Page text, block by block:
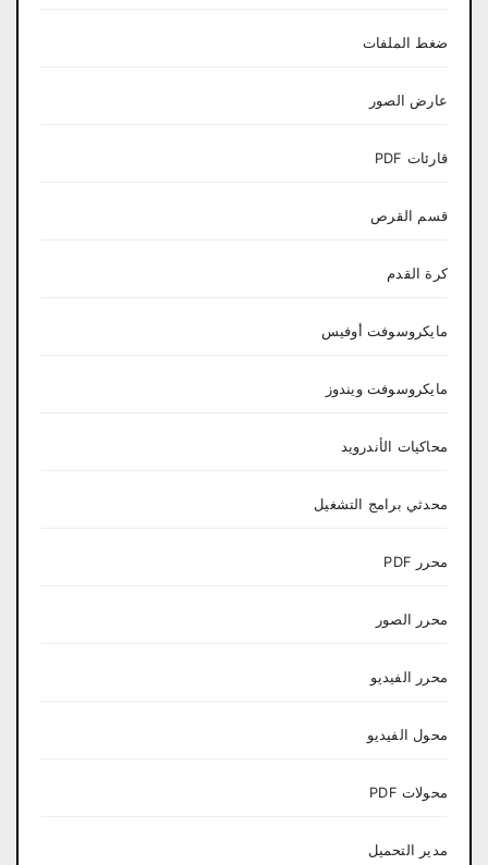
ضغط الملفات
عارض الصور
قارئات PDF
قسم القرص
كرة القدم
مايكروسوفت أوفيس
مايكروسوفت ويندوز
محاكيات الأندرويد
محدثي برامج التشغيل
محرر PDF
محرر الصور
محرر الفيديو
محول الفيديو
محولات PDF
مدير التحميل